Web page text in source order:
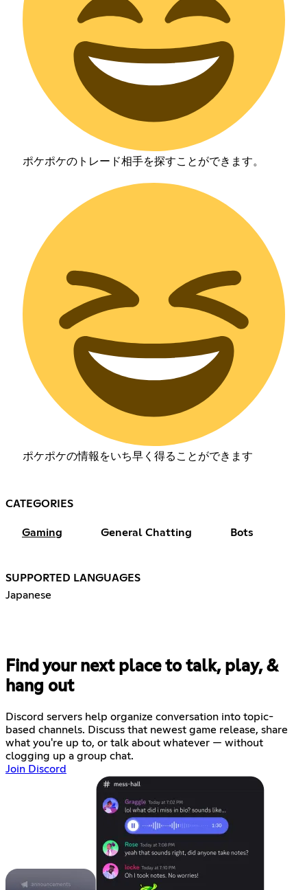
ポケポケのトレード相手を探すことができます。
ポケポケの情報をいち早く得ることができます
CATEGORIES
Gaming General Chatting Bots
SUPPORTED LANGUAGES
Japanese
Find your next place to talk, play, &
hang out
Discord servers help organize conversation into topic-
based channels. Discuss that newest game release, share
what you're up to, or talk about whatever — without
clogging up a group chat.
Join Discord